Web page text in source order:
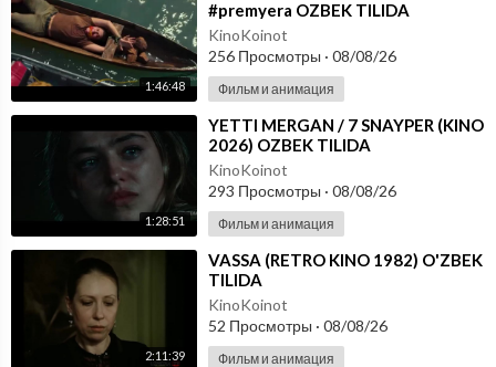
1:46:48
#premyera OZBEK TILIDA
KinoKoinot
256 Просмотры · 08/08/26
Фильм и анимация
1:28:51
⁣YETTI MERGAN / 7 SNAYPER (KINO
2026) OZBEK TILIDA
KinoKoinot
293 Просмотры · 08/08/26
Фильм и анимация
2:11:39
⁣VASSA (RETRO KINO 1982) O'ZBEK
TILIDA
KinoKoinot
52 Просмотры · 08/08/26
Фильм и анимация